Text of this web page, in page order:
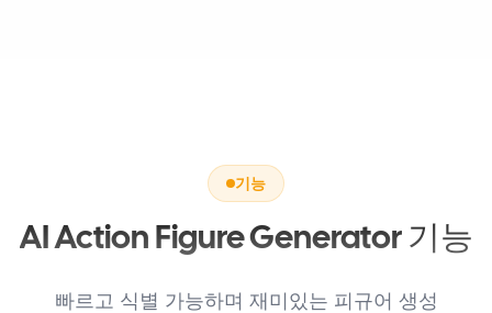
기능
AI Action Figure Generator 기능
빠르고 식별 가능하며 재미있는 피규어 생성